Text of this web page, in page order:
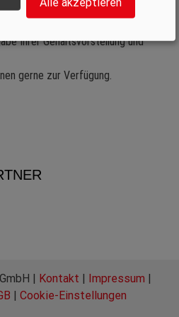
IST ES AUCH!
Ihrer Gehaltsvorstellung und
gerne zur Verfügung.
| Kontakt | Impressum |
| Cookie-Einstellungen